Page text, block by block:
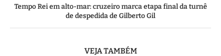
Tempo Rei em alto-mar: cruzeiro marca etapa final da turnê
de despedida de Gilberto Gil
VEJA TAMBÉM